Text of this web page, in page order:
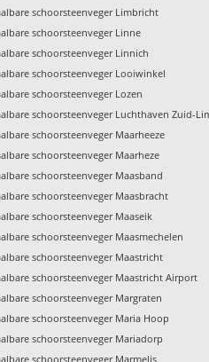
schoorsteenveger Limbricht
schoorsteenveger Linne
schoorsteenveger Linnich
schoorsteenveger Looiwinkel
schoorsteenveger Lozen
schoorsteenveger Luchthaven Zuid-
schoorsteenveger Maarheeze
schoorsteenveger Maarheze
schoorsteenveger Maasband
schoorsteenveger Maasbracht
schoorsteenveger Maaseik
schoorsteenveger Maasmechelen
schoorsteenveger Maastricht
schoorsteenveger Maastricht Airport
schoorsteenveger Margraten
schoorsteenveger Maria Hoop
schoorsteenveger Mariadorp
schoorsteenveger Marmelis